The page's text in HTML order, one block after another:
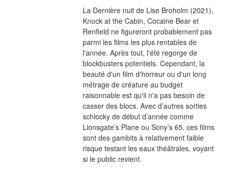
La Dernière nuit de Lise Broholm (2021),
Knock at the Cabin, Cocaine Bear et
Renfield ne figureront probablement pas
parmi les films les plus rentables de
l'année. Après tout, l'été regorge de
blockbusters potentiels. Cependant, la
beauté d'un film d'horreur ou d'un long
métrage de créature au budget
raisonnable est qu'il n'a pas besoin de
casser des blocs. Avec d’autres sorties
schlocky de début d’année comme
Lionsgate’s Plane ou Sony’s 65, ces films
sont des gambits à relativement faible
risque testant les eaux théâtrales, voyant
si le public revient.